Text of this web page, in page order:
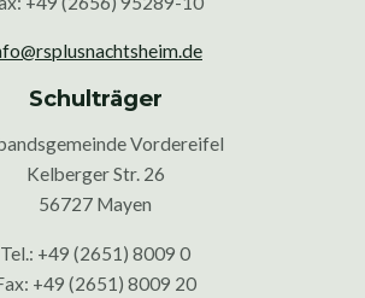
Schulträger
Vordereifel
Kelberger Str. 26
56727 Mayen
Tel.: +49 (2651) 8009 0
+49 (2651) 8009 20